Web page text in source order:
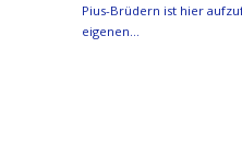
Pius-Brüdern ist hier
eigenen…